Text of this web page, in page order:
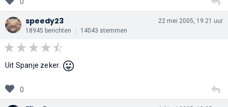
speedy23
18945 berichten 14043 stemmen
22 mei 2005, 19:21 uur
Uit Spanje zeker. 😛
0